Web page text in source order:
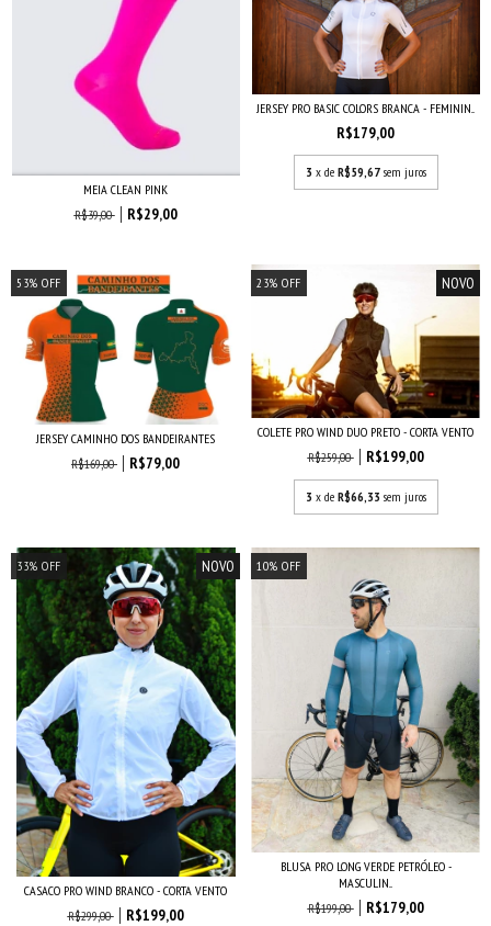
MEIA CLEAN PINK
R$39,00
R$29,00
JERSEY PRO BASIC COLORS BRANCA - FEMININ...
R$179,00
3 x de R$59,67 sem juros
53% OFF
JERSEY CAMINHO DOS BANDEIRANTES
R$169,00
R$79,00
23% OFF NOVO
COLETE PRO WIND DUO PRETO - CORTA VENTO
R$259,00
R$199,00
3 x de R$66,33 sem juros
33% OFF NOVO
CASACO PRO WIND BRANCO - CORTA VENTO
R$299,00
R$199,00
10% OFF
BLUSA PRO LONG VERDE PETRÓLEO -
MASCULIN...
R$199,00
R$179,00